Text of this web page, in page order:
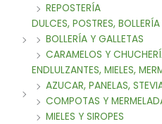
REPOSTERÍA
DULCES, POSTRES,
BOLLERÍA Y GALLETAS
CARAMELOS Y
ENDLULZANTES, MIELES,
AZUCAR, PANELAS,
COMPOTAS Y
MIELES Y SIROPES